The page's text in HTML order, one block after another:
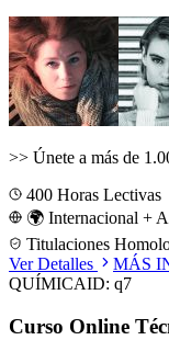
>> Únete a más de
400 Horas Lectivas
🌍 Internacional +
Titulaciones
Ver Detalles
MÁS
QUÍMICAID: q7
Curso Online